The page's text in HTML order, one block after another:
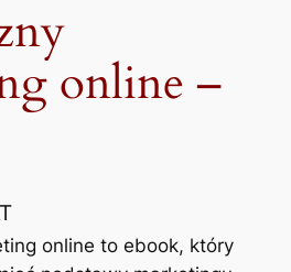
online –
online to ebook, który